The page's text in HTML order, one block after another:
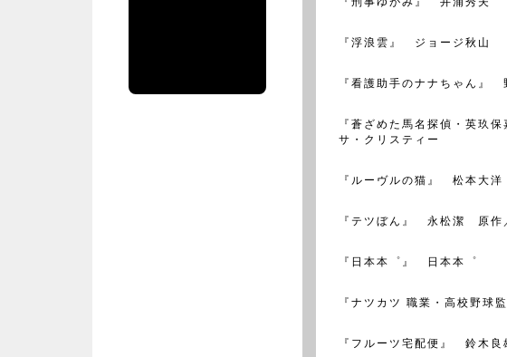
『浮浪雲』 ジョージ秋山
『看護助手のナナちゃん』
『蒼ざめた馬名探偵・英玖
サ・クリスティー
『ルーヴルの猫』 松本大洋
『テツぼん』 永松潔 原作
『日本本゜』 日本本゜
『ナツカツ 職業・高校野
『フルーツ宅配便』 鈴木良